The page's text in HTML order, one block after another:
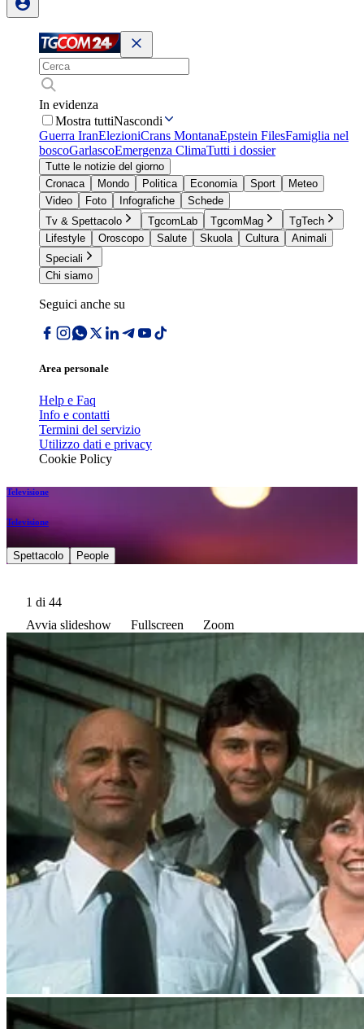
In evidenza
Mostra tuttiNascondi
Guerra IranElezioniCrans MontanaEpstein FilesFamiglia nel
boscoGarlascoEmergenza ClimaTutti i dossier
Tutte le notizie del giorno
Cronaca
Mondo Politica Economia Sport
Meteo
Video
Foto Infografiche
Schede
Tv & Spettacolo
TgcomLab TgcomMag
TgTech
Lifestyle
Oroscopo Salute Skuola Cultura
Animali
Speciali
Chi siamo
Seguici anche su
Area personale
Help e Faq
Info e contatti
Termini del servizio
Utilizzo dati e privacy
Cookie Policy
Televisione
Televisione
Spettacolo People
1 di 44
Avvia slideshow
Fullscreen Zoom